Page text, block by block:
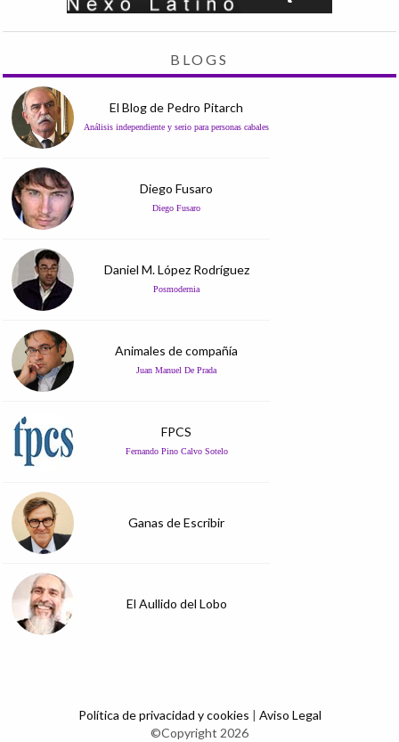
BLOGS
El Blog de Pedro Pitarch
Análisis independiente y serio para personas cabales
Diego Fusaro
Diego Fusaro
Daniel M. López Rodríguez
Posmodernia
Animales de compañía
Juan Manuel De Prada
FPCS
Fernando Pino Calvo Sotelo
Ganas de Escribir
El Aullido del Lobo
Política de privacidad y cookies | Aviso Legal
©Copyright 2026